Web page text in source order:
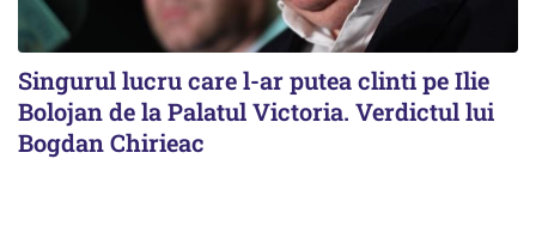
Singurul lucru care l-ar putea clinti pe Ilie
Bolojan de la Palatul Victoria. Verdictul lui
Bogdan Chirieac